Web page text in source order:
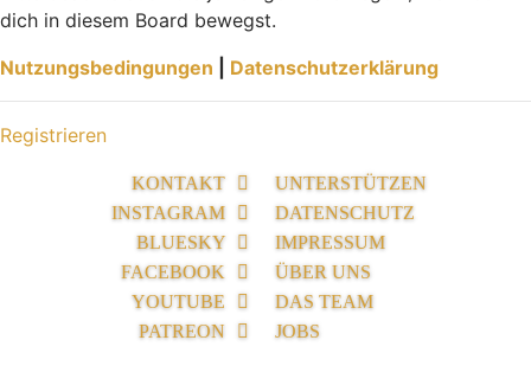
dich in diesem Board bewegst.
Nutzungsbedingungen
Datenschutzerklärung
Registrieren
KONTAKT
INSTAGRAM
BLUESKY
FACEBOOK
YOUTUBE
PATREON
UNTERSTÜTZEN
DATENSCHUTZ
IMPRESSUM
ÜBER UNS
DAS TEAM
JOBS